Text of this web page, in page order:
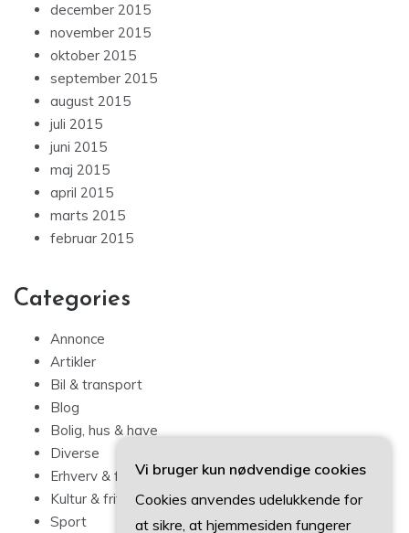
december 2015
november 2015
oktober 2015
september 2015
august 2015
juli 2015
juni 2015
maj 2015
april 2015
marts 2015
februar 2015
Categories
Annonce
Artikler
Bil & transport
Blog
Bolig, hus & have
Diverse
Erhverv & forbrug
Kultur & fritid
Sport
Vi bruger kun nødvendige cookies
Cookies anvendes udelukkende for
at sikre, at hjemmesiden fungerer